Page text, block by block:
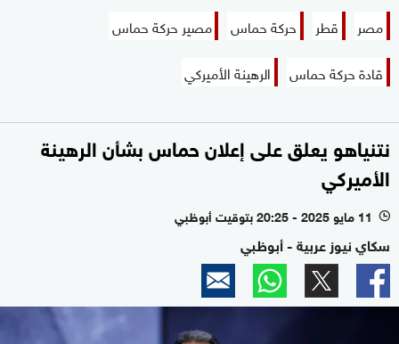
مصر قطر حركة حماس
مصير حركة حماس
قادة حركة حماس
الرهينة الأميركي
نتنياهو يعلق على إعلان حماس بشأن الرهينة
الأميركي
l 11 مايو 2025 - 20:25 بتوقيت أبوظبي
سكاي نيوز عربية - أبوظبي